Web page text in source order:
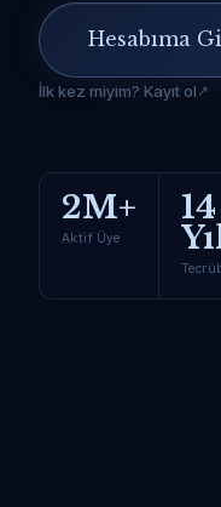
Hesabıma
İlk kez miyim? Kayıt ol
2M+
Aktif Üye
14